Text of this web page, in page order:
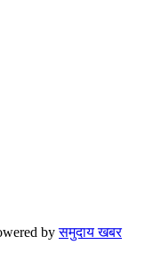
byसमुदाय खबर